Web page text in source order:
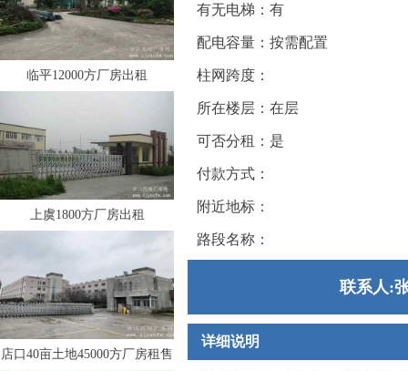
临平12000方厂房出租
上虞1800方厂房出租
店口40亩土地45000方厂房租售
有无电梯：有
配电容量：按需配置
柱网跨度：
所在楼层：在层
可否分租：是
付款方式：
附近地标：
路段名称：
联系人:
详细说明